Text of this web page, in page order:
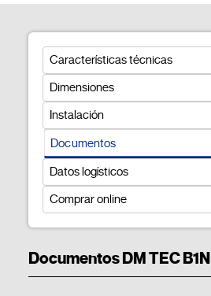
Características técnicas
Dimensiones
Instalación
Documentos
Datos logísticos
Comprar online
Documentos DM TEC B1N